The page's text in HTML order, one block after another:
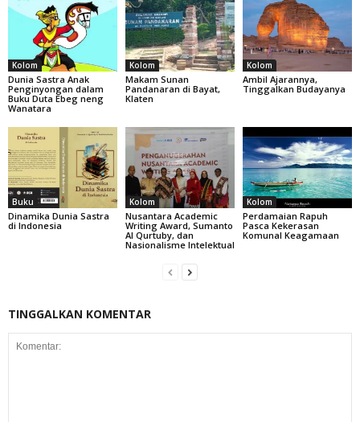
Kolom
Dunia Sastra Anak
Penginyongan dalam
Buku Duta Ebeg neng
Wanatara
Kolom
Makam Sunan
Pandanaran di Bayat,
Klaten
Kolom
Ambil Ajarannya,
Tinggalkan Budayanya
Buku
Dinamika Dunia Sastra
di Indonesia
Kolom
Nusantara Academic
Writing Award, Sumanto
Al Qurtuby, dan
Nasionalisme Intelektual
Kolom
Perdamaian Rapuh
Pasca Kekerasan
Komunal Keagamaan
TINGGALKAN KOMENTAR